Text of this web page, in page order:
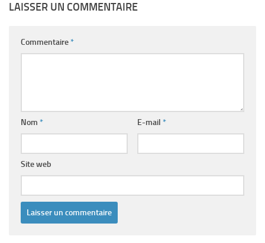
LAISSER UN COMMENTAIRE
Commentaire*
Nom * E-mail *
Site web